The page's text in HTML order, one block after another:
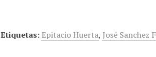
Etiquetas: Epitacio Huerta, José Sanchez